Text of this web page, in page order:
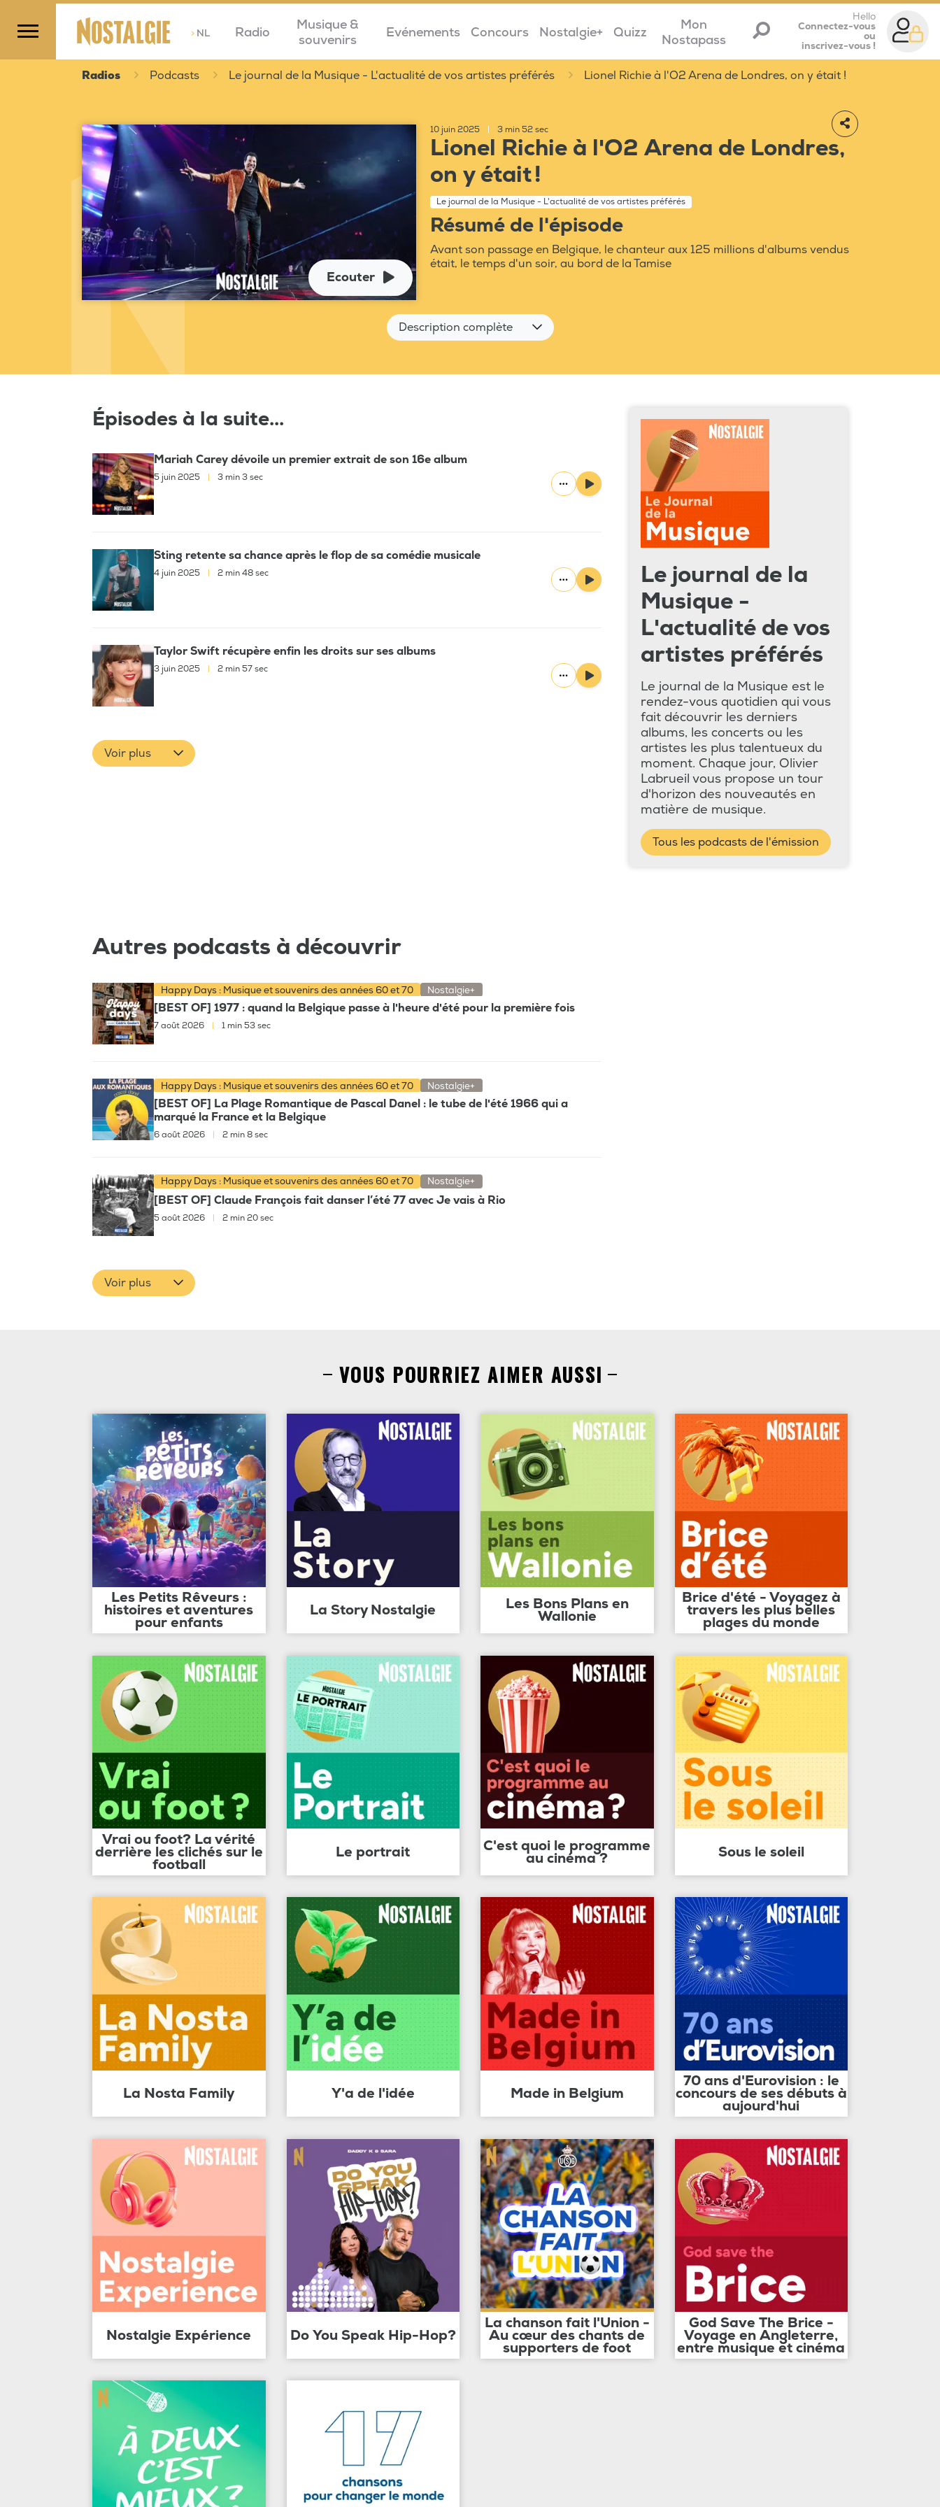
>NL Radio
Musique &
souvenirs
Evénements Concours Nostalgie+ Quizz
Mon
Nostapass
Hello
Connectez-vous
ou
inscrivez-vous !
Radios Podcasts Le journal de la Musique - L'actualité de vos artistes préférés Lionel Richie à l'O2 Arena de Londres, on y était !
Ecouter
10 juin 2025 3 min 52 sec
Lionel Richie à l'O2 Arena de Londres,
on y était !
Le journal de la Musique - L'actualité de vos artistes préférés
Résumé de l'épisode
Avant son passage en Belgique, le chanteur aux 125 millions d'albums vendus
était, le temps d'un soir, au bord de la Tamise
Description complète
Épisodes à la suite...
Mariah Carey dévoile un premier extrait de son 16e album
5 juin 2025 | 3 min 3 sec
Sting retente sa chance après le flop de sa comédie musicale
4 juin 2025 | 2 min 48 sec
Taylor Swift récupère enfin les droits sur ses albums
3 juin 2025 | 2 min 57 sec
Voir plus
Le journal de la
Musique -
L'actualité de vos
artistes préférés
Le journal de la Musique est le
rendez-vous quotidien qui vous
fait découvrir les derniers
albums, les concerts ou les
artistes les plus talentueux du
moment. Chaque jour, Olivier
Labrueil vous propose un tour
d'horizon des nouveautés en
matière de musique.
Tous les podcasts de l'émission
Autres podcasts à découvrir
Happy Days : Musique et souvenirs des années 60 et 70 Nostalgie+
[BEST OF] 1977 : quand la Belgique passe à l'heure d'été pour la première fois
7 août 2026 1 min 53 sec
Happy Days : Musique et souvenirs des années 60 et 70 Nostalgie+
[BEST OF] La Plage Romantique de Pascal Danel : le tube de l'été 1966 qui a
marqué la France et la Belgique
6 août 2026 2 min 8 sec
Happy Days : Musique et souvenirs des années 60 et 70 Nostalgie+
[BEST OF] Claude François fait danser l’été 77 avec Je vais à Rio
5 août 2026 2 min 20 sec
Voir plus
VOUS POURRIEZ AIMER AUSSI
Les Petits Rêveurs :
histoires et aventures
pour enfants
La Story Nostalgie Les Bons Plans en
Wallonie
Brice d'été - Voyagez à
travers les plus belles
plages du monde
Vrai ou foot? La vérité
derrière les clichés sur le
football
Le portrait C'est quoi le programme
au cinéma ? Sous le soleil
La Nosta Family Y'a de l'idée Made in Belgium
70 ans d'Eurovision : le
concours de ses débuts à
aujourd'hui
Nostalgie Expérience Do You Speak Hip-Hop?
La chanson fait l'Union -
Au cœur des chants de
supporters de foot
God Save The Brice -
Voyage en Angleterre,
entre musique et cinéma